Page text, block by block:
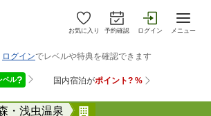
お気に入り 予約確認 ログイン メニュー
・浅虫温泉